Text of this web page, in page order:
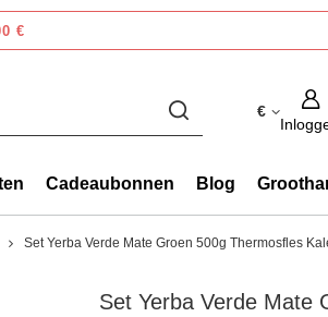
€
€
Cadeaubonnen Blog
Set Yerba Verde Mate Groen 500g Thermosfles
Set Yerba Verde Mate